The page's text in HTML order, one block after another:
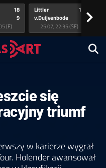
18
9
(F)
Littler
v.Duijvenbode
17
25.07, 22:35 (SF)
>
się
triumf
w karierze wygrał
Holender awansował